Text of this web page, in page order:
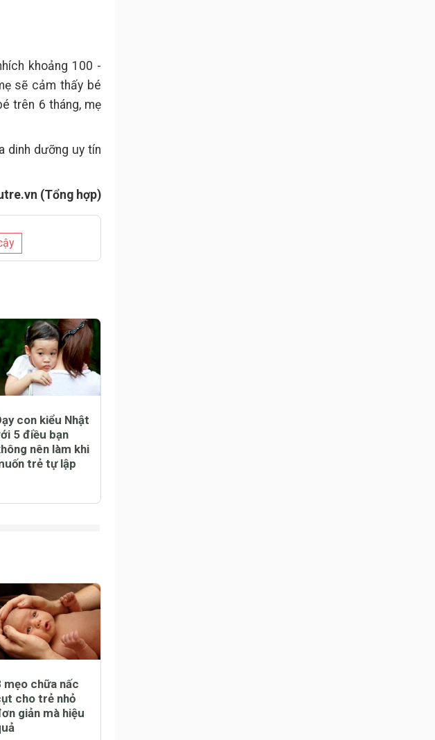
khoảng 100 -
sẽ cảm thấy bé
trên 6 tháng, mẹ
dinh dưỡng uy tín
(Tổng hợp)
nên làm khi